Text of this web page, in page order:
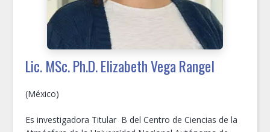
director del Grupo de Investigación en Calidad del Aire
en la Universidad Nacional de Colombia sede Bogotá.
Lic. MSc. Ph.D. Elizabeth Vega Rangel
(México)
Es investigadora Titular B del Centro de Ciencias de la